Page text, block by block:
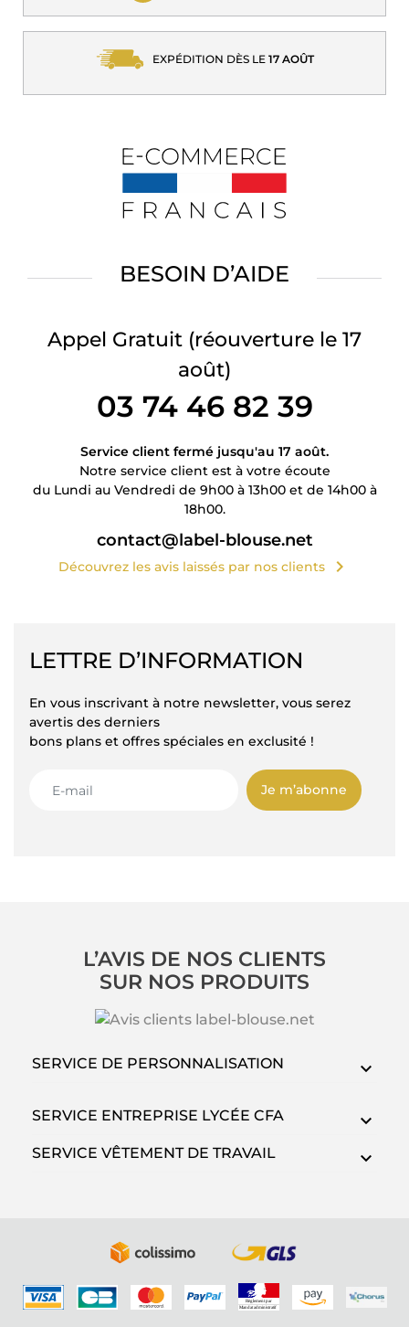
EXPÉDITION DÈS LE 17 AOÛT
BESOIN D’AIDE
Appel Gratuit (réouverture le 17
août)
03 74 46 82 39
Service client fermé jusqu'au 17 août.
Notre service client est à votre écoute
du Lundi au Vendredi de 9h00 à 13h00 et de 14h00 à
18h00.
contact@label-blouse.net
Découvrez les avis laissés par nos clients chevron_right
LETTRE D’INFORMATION
En vous inscrivant à notre newsletter, vous serez
avertis des derniers
bons plans et offres spéciales en exclusité !
Je m’abonne
L’AVIS DE NOS CLIENTS
SUR NOS PRODUITS
SERVICE DE PERSONNALISATION
SERVICE ENTREPRISE LYCÉE CFA
SERVICE VÊTEMENT DE TRAVAIL